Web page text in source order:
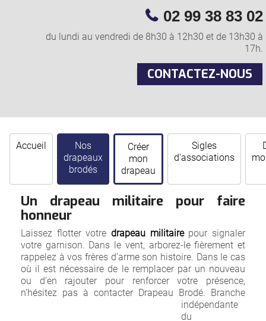
02 99 38 83 02
du lundi au vendredi de 8h30 à 12h30 et de 13h30 à
17h.
CONTACTEZ-NOUS
Accueil
Nos
drapeaux
brodés
Créer
mon
drapeau
Sigles
d'associations
Un drapeau militaire pour faire
honneur
Laissez flotter votre drapeau militairepour signaler
votre garnison. Dans le vent, arborez-le fièrement et
rappelez à vos frères d’arme son histoire. Dans le cas
où il est nécessaire de le remplacer par un nouveau
ou d’en rajouter pour renforcer votre présence,
n’hésitez pas à contacter Drapeau Brodé. Branche
indépendante
du